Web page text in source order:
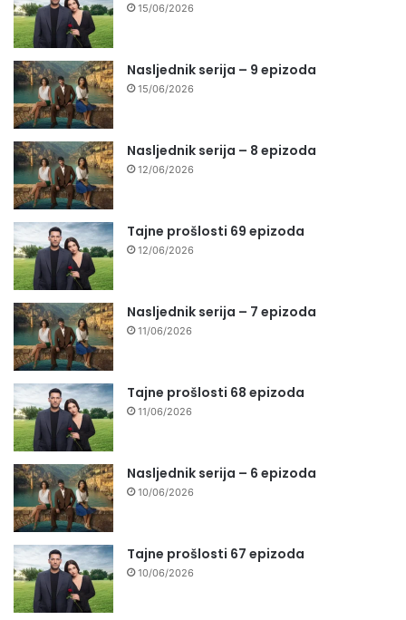
15/06/2026
Nasljednik serija – 9 epizoda
15/06/2026
Nasljednik serija – 8 epizoda
12/06/2026
Tajne prošlosti 69 epizoda
12/06/2026
Nasljednik serija – 7 epizoda
11/06/2026
Tajne prošlosti 68 epizoda
11/06/2026
Nasljednik serija – 6 epizoda
10/06/2026
Tajne prošlosti 67 epizoda
10/06/2026